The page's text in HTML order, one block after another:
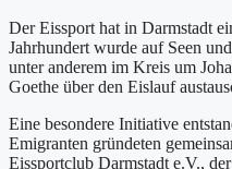
Der Eissport hat in Darmstadt
Jahrhundert wurde auf Seen
unter anderem im Kreis um
Goethe über den Eislauf
Eine besondere Initiative
Emigranten gründeten
Eissportclub Darmstadt e.V.,